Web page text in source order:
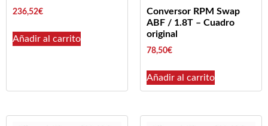
236,52€
Añadir al carrito
Conversor RPM Swap
ABF / 1.8T – Cuadro
original
78,50€
Añadir al carrito